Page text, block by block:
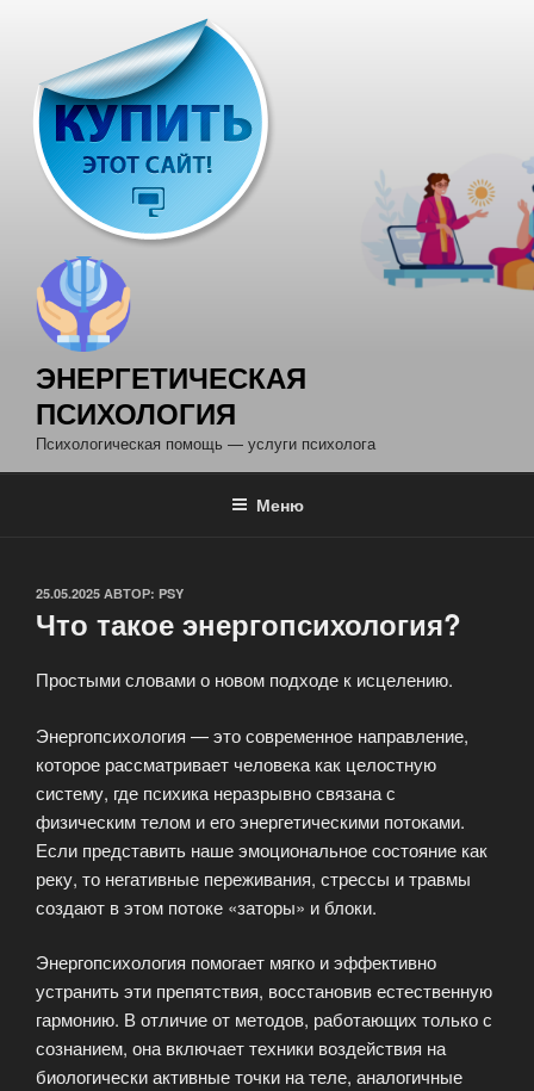
содержимому
ЭНЕРГЕТИЧЕСКАЯ
ПСИХОЛОГИЯ
Психологическая помощь — услуги психолога
Меню
ОПУБЛИКОВАНО
25.05.2025 АВТОР: PSY
Что такое энергопсихология?
Простыми словами о новом подходе к исцелению.
Энергопсихология — это современное направление,
которое рассматривает человека как целостную
систему, где психика неразрывно связана с
физическим телом и его энергетическими потоками.
Если представить наше эмоциональное состояние как
реку, то негативные переживания, стрессы и травмы
создают в этом потоке «заторы» и блоки.
Энергопсихология помогает мягко и эффективно
устранить эти препятствия, восстановив естественную
гармонию. В отличие от методов, работающих только с
сознанием, она включает техники воздействия на
биологически активные точки на теле, аналогичные